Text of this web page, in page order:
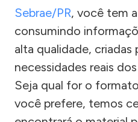
Sebrae/PR, você tem
consumindo
alta qualidade, criadas
necessidades reais
Seja qual for o
você prefere, temos